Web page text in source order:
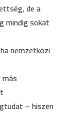
de a
mindig sokat
nemzetközi
– hiszen